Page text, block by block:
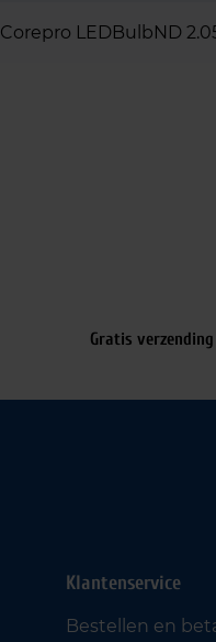
Corepro LEDBulbND
Gratis verzending
Klantenservice
Bestellen en